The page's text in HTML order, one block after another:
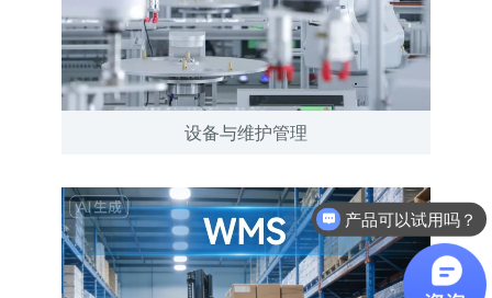
设备与维护管理
产品可以试用吗？
软件有折扣吗？